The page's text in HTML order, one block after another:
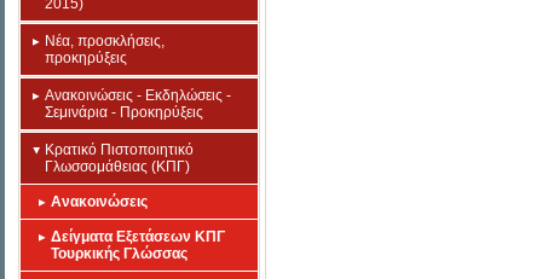
2015)
Νέα, προσκλήσεις,
προκηρύξεις
Ανακοινώσεις - Εκδηλώσεις -
Σεμινάρια - Προκηρύξεις
Κρατικό Πιστοποιητικό
Γλωσσομάθειας (ΚΠΓ)
Ανακοινώσεις
Δείγματα Εξετάσεων ΚΠΓ
Τουρκικής Γλώσσας